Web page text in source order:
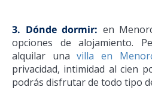
3. Dónde dormir: en
opciones de alojamiento.
alquilar unavilla en
privacidad, intimidad al cien
podrás disfrutar de todo tipo